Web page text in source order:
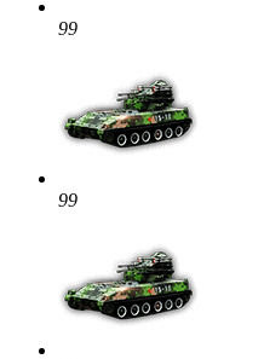
99
99